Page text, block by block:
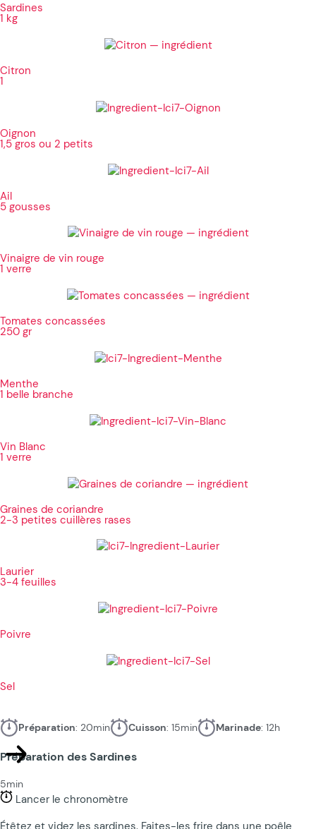
Sardines
1 kg
Citron
1
Oignon
1,5 gros ou 2 petits
Ail
5 gousses
Vinaigre de vin rouge
1 verre
Tomates concassées
250 gr
Menthe
1 belle branche
Vin Blanc
1 verre
Graines de coriandre
2-3 petites cuillères rases
Laurier
3-4 feuilles
Poivre
Sel
Préparation: 20min Cuisson: 15min Marinade: 12h
Préparation des Sardines
5min
Lancer le chronomètre
Étêtez et videz les sardines. Faites-les frire dans une poêle